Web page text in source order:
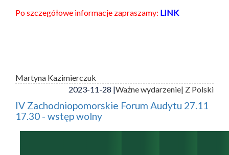
Po szczegółowe informacje zapraszamy: LINK
Martyna Kazimierczuk
2023-11-28 |Ważne wydarzenie| Z Polski
IV Zachodniopomorskie Forum Audytu 27.11
17.30 - wstęp wolny